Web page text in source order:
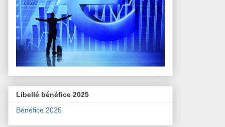
Libellé bénéfice 2025
Bénéfice 2025